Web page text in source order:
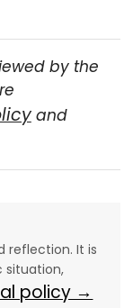
by the
and
reflection. It is
situation,
policy →